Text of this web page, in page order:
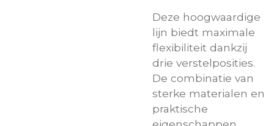
Deze hoogwaardige
lijn biedt maximale
flexibiliteit dankzij
drie verstelposities.
De combinatie van
sterke materialen en
praktische